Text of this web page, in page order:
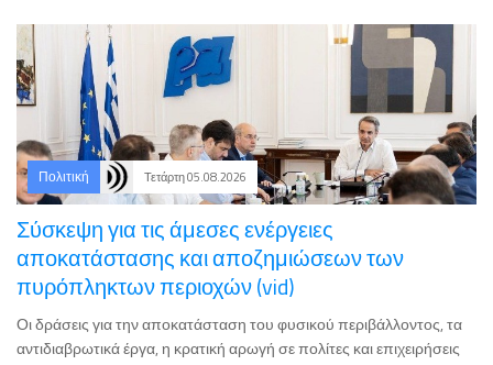
Πολιτική Τετάρτη 05.08.2026
Σύσκεψη για τις άμεσες ενέργειες
αποκατάστασης και αποζημιώσεων των
πυρόπληκτων περιοχών (vid)
Οι δράσεις για την αποκατάσταση του φυσικού περιβάλλοντος, τα
αντιδιαβρωτικά έργα, η κρατική αρωγή σε πολίτες και επιχειρήσεις
και οι αγροτικές αποζημιώσεις στις πυρόπληκτες περιοχές της
Δυτικής Αττικ